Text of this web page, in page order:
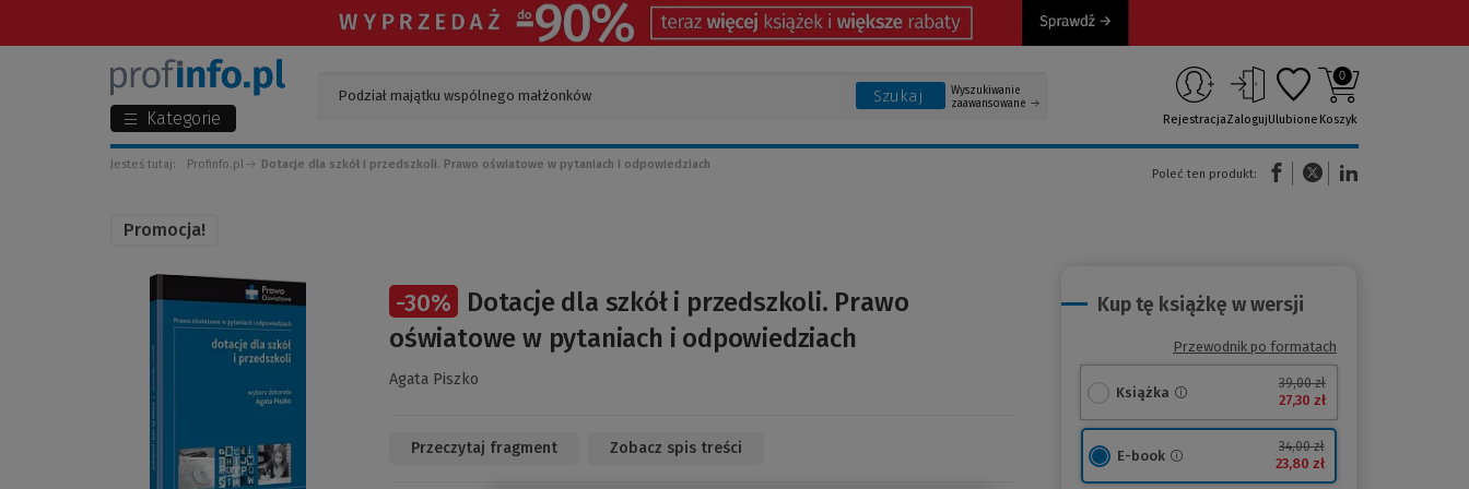
Kategorie
Szukaj
Wyszukiwanie
zaawansowane
RejestracjaZalogujUlubione
0
Koszyk
Jesteś tutaj: Profinfo.pl Dotacje dla szkół i przedszkoli. Prawo oświatowe w pytaniach i odpowiedziach
Poleć ten produkt:
(Nowe okno)(Link do innej strony)
Promocja!
(Link
do
-30%
Dotacje dla szkół i przedszkoli. Prawo
oświatowe w pytaniach i odpowiedziach
Agata Piszko
Przeczytaj fragment Zobacz spis treści
Kup tę książkę w wersji
Przewodnik po formatach
Książka
39,00 zł
27,30 zł
E-book
34,00 zł
23,80 zł